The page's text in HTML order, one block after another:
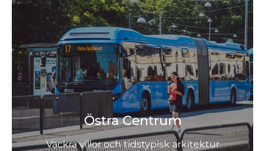
Östra Centrum
Vackra villor och tidstypisk arkitektur